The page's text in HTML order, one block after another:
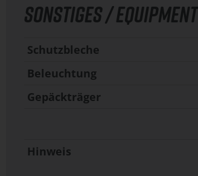
SONSTIGES / EQUIPMENT
Schutzbleche
Beleuchtung
Gepäckträger
Hinweis